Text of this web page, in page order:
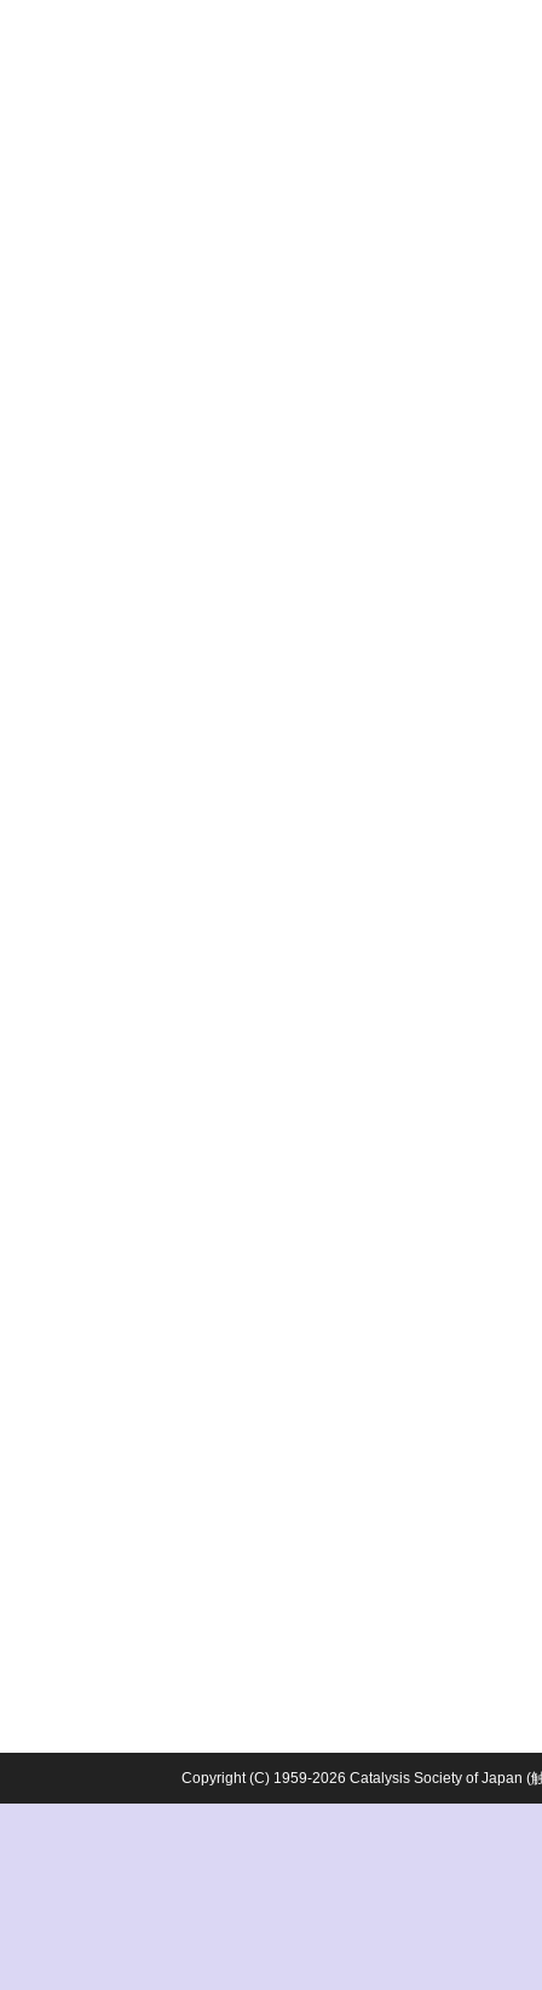
Copyright (C) 1959-2026 Catalysis Society of Japan (